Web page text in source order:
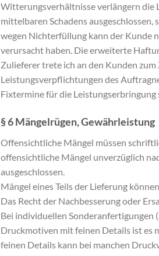
Witterungsverhältnisse verlängern die
mittelbaren Schadens
wegen Nichterfüllung kann der Kunde
verursacht haben. Die erweiterte
Zulieferer trete ich an den Kunden
Leistungsverpflichtungen des
Fixtermine für die
§ 6 Mängelrügen, Gewährleistung
Offensichtliche Mängel müssen
offensichtliche Mängel unverzüglich
ausgeschlossen.
Mängel eines Teils der Lieferung
Das Recht der Nachbesserung oder
Bei individuellen Sonderanfertigungen
Druckmotiven mit feinen Details ist es
feinen Details kann bei manchen